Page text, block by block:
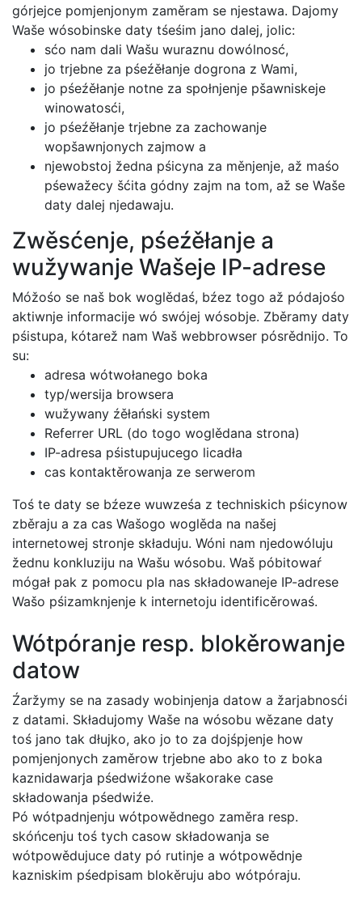
górjejce pomjenjonym zaměram se njestawa. Dajomy
Waše wósobinske daty tśeśim jano dalej, jolic:
sćo nam dali Wašu wuraznu dowólnosć,
jo trjebne za pśeźěłanje dogrona z Wami,
jo pśeźěłanje notne za społnjenje pšawniskeje
winowatosći,
jo pśeźěłanje trjebne za zachowanje
wopšawnjonych zajmow a
njewobstoj žedna pśicyna za měnjenje, až maśo
pśewažecy šćita gódny zajm na tom, až se Waše
daty dalej njedawaju.
Zwěsćenje, pśeźěłanje a
wužywanje Wašeje IP-adrese
Móžośo se naš bok woglědaś, bźez togo až pódajośo
aktiwnje informacije wó swójej wósobje. Zběramy daty
pśistupa, kótarež nam Waš webbrowser pósrědnijo. To
su:
adresa wótwołanego boka
typ/wersija browsera
wužywany źěłański system
Referrer URL (do togo woglědana strona)
IP-adresa pśistupujucego licadła
cas kontaktěrowanja ze serwerom
Toś te daty se bźeze wuwześa z techniskich pśicynow
zběraju a za cas Wašogo woglěda na našej
internetowej stronje składuju. Wóni nam njedowóluju
žednu konkluziju na Wašu wósobu. Waš póbitowaŕ
mógał pak z pomocu pla nas składowaneje IP-adrese
Wašo pśizamknjenje k internetoju identificěrowaś.
Wótpóranje resp. blokěrowanje
datow
Źaržymy se na zasady wobinjenja datow a žarjabnosći
z datami. Składujomy Waše na wósobu wězane daty
toś jano tak dłujko, ako jo to za dojśpjenje how
pomjenjonych zaměrow trjebne abo ako to z boka
kaznidawarja pśedwiźone wšakorake case
składowanja pśedwiźe.
Pó wótpadnjenju wótpowědnego zaměra resp.
skóńcenju toś tych casow składowanja se
wótpowědujuce daty pó rutinje a wótpowědnje
kazniskim pśedpisam blokěruju abo wótpóraju.